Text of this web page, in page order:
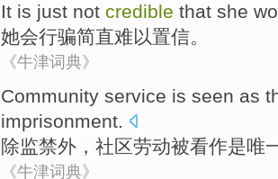
It is just not credible that she
她会行骗简直难以置信。
《牛津词典》
Community service is seen as
imprisonment.
除监禁外 ， 社区劳动被看作是唯
《牛津词典》